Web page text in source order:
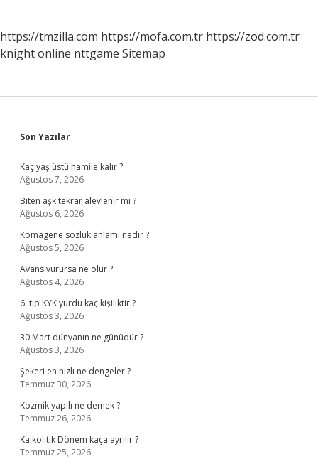
https://tmzilla.com https://mofa.com.tr https://zod.com.tr
knight online nttgame Sitemap
Sidebar
Son Yazılar
Kaç yaş üstü hamile kalır ?
Ağustos 7, 2026
Biten aşk tekrar alevlenir mi ?
Ağustos 6, 2026
Komagene sözlük anlamı nedir ?
Ağustos 5, 2026
Avans vurursa ne olur ?
Ağustos 4, 2026
6. tip KYK yurdu kaç kişiliktir ?
Ağustos 3, 2026
30 Mart dünyanın ne günüdür ?
Ağustos 3, 2026
Şekeri en hızlı ne dengeler ?
Temmuz 30, 2026
Kozmik yapılı ne demek ?
Temmuz 26, 2026
Kalkolitik Dönem kaça ayrılır ?
Temmuz 25, 2026